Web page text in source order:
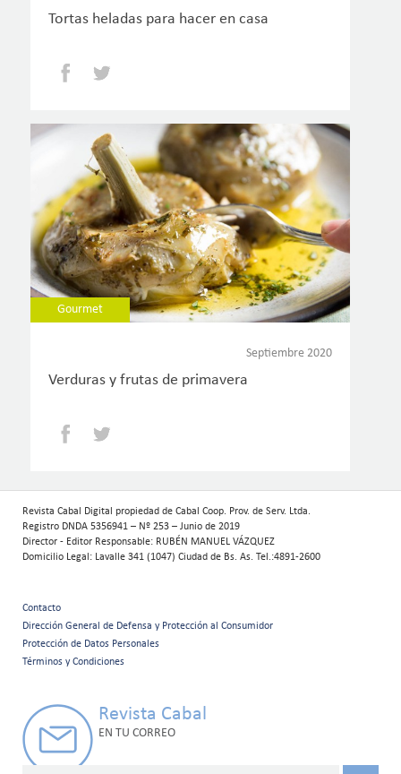
Tortas heladas para hacer en casa
Facebook
Gourmet
Septiembre 2020
Verduras y frutas de primavera
Facebook
Revista Cabal Digital propiedad de Cabal Coop. Prov. de Serv. Ltda.
Registro DNDA 5356941 – Nº 253 – Junio de 2019
Director - Editor Responsable: RUBÉN MANUEL VÁZQUEZ
Domicilio Legal: Lavalle 341 (1047) Ciudad de Bs. As. Tel.:4891-2600
Menú
secundario
Contacto
Dirección General de Defensa y Protección al Consumidor
Protección de Datos Personales
Términos y Condiciones
Revista Cabal
EN TU CORREO